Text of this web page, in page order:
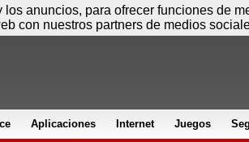
Aplicaciones Internet Juegos
anuncios, para ofrecer funciones de
con nuestros partners de medios